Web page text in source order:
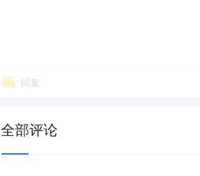
回复
全部评论